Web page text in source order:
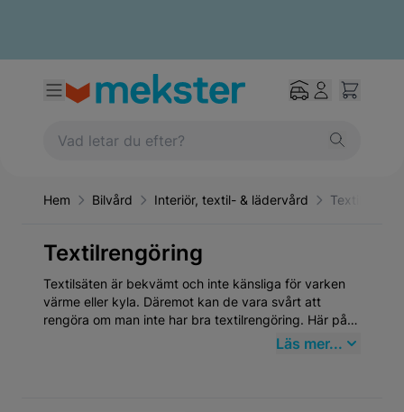
Hem Bilvård Interiör, textil- & lädervård
Textilrengöring
Textilsäten är bekvämt och inte känsliga för varken
värme eller kyla. Däremot kan de vara svårt att
rengöra om man inte har bra textilrengöring. Här på
mekster.se hittar du däremot bra och prisvärd
Läs mer...